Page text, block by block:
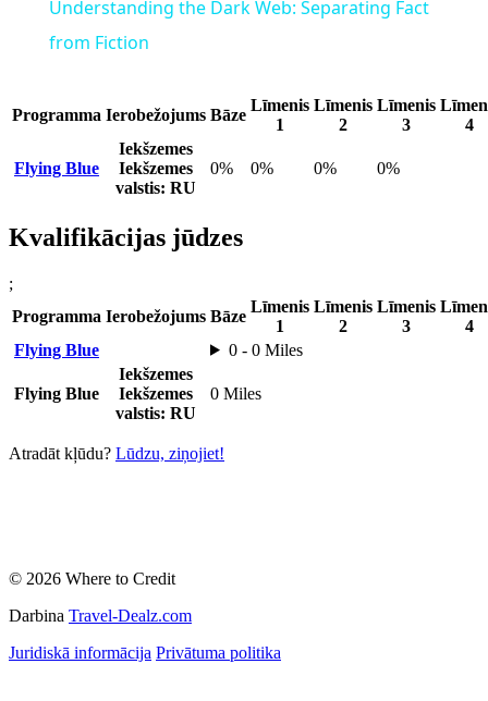
Understanding the Dark Web: Separating Fact
from Fiction
Programma Ierobežojums Bāze
Līmenis
1
Līmenis
2
Līmenis
3
4
Flying Blue
Iekšzemes
Iekšzemes
valstis: RU
0% 0% 0% 0%
Kvalifikācijas jūdzes
;
Programma Ierobežojums Bāze
Līmenis
1
Līmenis
2
Līmenis
3
4
Flying Blue
0 - 0 Miles
Flying Blue
Iekšzemes
Iekšzemes
valstis: RU
0 Miles
Atradāt kļūdu? Lūdzu, ziņojiet!
© 2026 Where to Credit
Darbina Travel-Dealz.com
Juridiskā informācija Privātuma politika